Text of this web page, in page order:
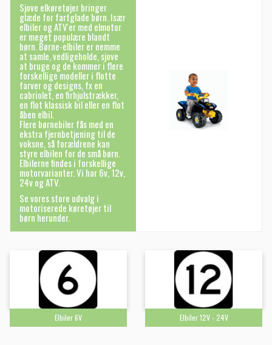
Sjove elkøretøjer bringer
glæde for fartglade børn. Især
elbiler og ATV'er med elmotor
er meget populære blandt
børn. Børne-elbiler er nemme
at samle, vedligeholde, sjove
at bruge og de kommer i flere
forskellige modeller i flotte
farver og designs, fx en
cabriolet, en firhjulstrækker,
en flot klassisk bil eller en flot
åben elbil.
Flere børnebiler fås med en
ekstra fjernbetjening til de
voksne, så forældrene kan
styre elbilen for de små børn.
Elbilerne findes i forskellige
motorvarianter. Vi har 6v, 12v,
24v og ATV.
Se vores store udvalg i
motoriserede køretøjer til
børn herunder.
Elbiler 6V Elbiler 12V - 24V